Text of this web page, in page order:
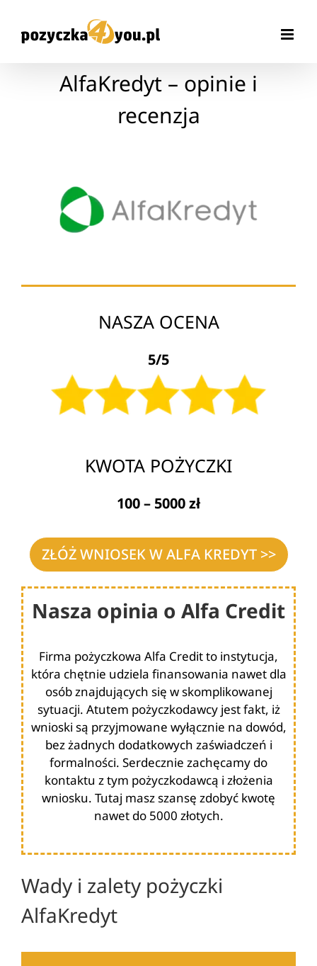
zawartości
AlfaKredyt – opinie i
recenzja
NASZA OCENA
5/5
KWOTA POŻYCZKI
100 – 5000 zł
ZŁÓŻ WNIOSEK W ALFA KREDYT >>
Nasza opinia o Alfa Credit
Firma pożyczkowa Alfa Credit to instytucja,
która chętnie udziela finansowania nawet dla
osób znajdujących się w skomplikowanej
sytuacji. Atutem pożyczkodawcy jest fakt, iż
wnioski są przyjmowane wyłącznie na dowód,
bez żadnych dodatkowych zaświadczeń i
formalności. Serdecznie zachęcamy do
kontaktu z tym pożyczkodawcą i złożenia
wniosku. Tutaj masz szansę zdobyć kwotę
nawet do 5000 złotych.
Wady i zalety pożyczki
AlfaKredyt